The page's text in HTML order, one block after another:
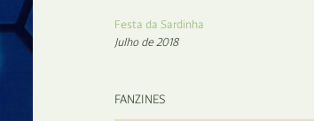
Festa da Sardinha
Julho de 2018
FANZINES